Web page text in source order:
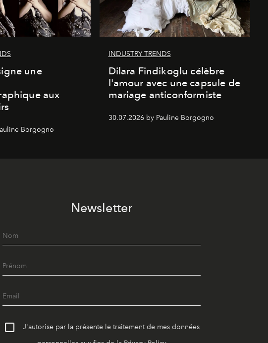
une
aux
Borgogno
INDUSTRY TRENDS
Dilara Findikoglu célèbre
l'amour avec une capsule de
mariage anticonformiste
30.07.2026 by Pauline Borgogno
Newsletter
J'autorise par la présente le traitement de mes données